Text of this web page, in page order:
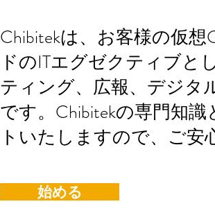
Chibitekは、お客様の仮
ドのITエグゼクティブと
ティング、広報、デジタ
です。Chibitekの専門知
トいたしますので、ご安
始める